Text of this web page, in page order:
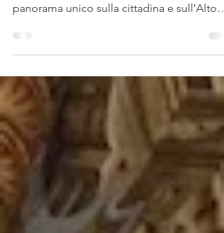
Inaugurata nel 2013, è rimasta chiusa negli
panorama unico sulla cittadina e sull’Alto
Lago d’Iseo